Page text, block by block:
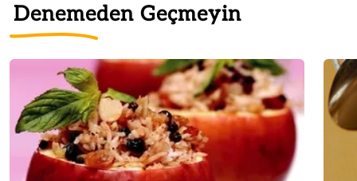
Denemeden Geçmeyin